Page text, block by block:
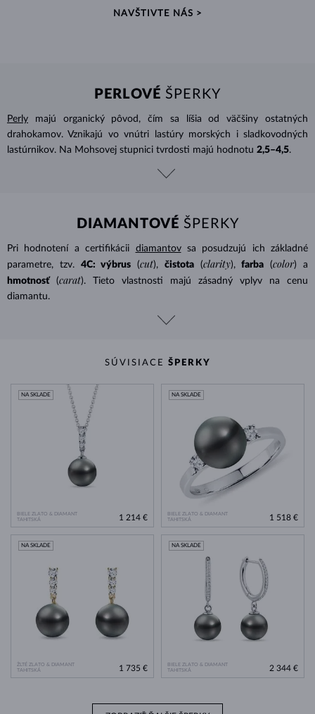
NAVŠTIVTE NÁS >
PERLOVÉ ŠPERKY
Perly
majú organický pôvod, čím sa líšia od väčšiny ostatných
drahokamov. Vznikajú vo vnútri lastúry morských i sladkovodných
lastúrnikov. Na Mohsovej stupnici tvrdosti majú hodnotu 2,5–4,5.
DIAMANTOVÉ ŠPERKY
Pri hodnotení a certifikácii diamantovsa posudzujú ich základné
parametre, tzv.
4C: výbrus (cut), čistota (clarity), farba (color) a
hmotnosť
(carat). Tieto vlastnosti majú zásadný vplyv na cenu
diamantu.
SÚVISIACE ŠPERKY
BIELE ZLATO & DIAMANT
TAHITSKÁ
NA SKLADE
1 214 €
BIELE ZLATO & DIAMANT
TAHITSKÁ
NA SKLADE
1 518 €
ŽLTÉ ZLATO & DIAMANT
TAHITSKÁ
NA SKLADE
1 735 €
BIELE ZLATO & DIAMANT
TAHITSKÁ
NA SKLADE
2 344 €